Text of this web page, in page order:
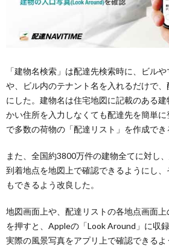
「建物名検索」は配達先検索時に、ビル
や、ビル内のテナント名を入れるだけで
にした。建物名は住宅地図に記載のある
かい住所を入力しなくても配達先を簡単
で多数の荷物の「配達リスト」を作成でき
また、全国約3800万件の建物全てに対し
到着地点を地図上で確認できるようにし
もできるよう改良した。
地図画面上や、配達リストの各地点画面
を押すと、Appleの「Look Around」に収
実際の風景写真をアプリ上で確認できる